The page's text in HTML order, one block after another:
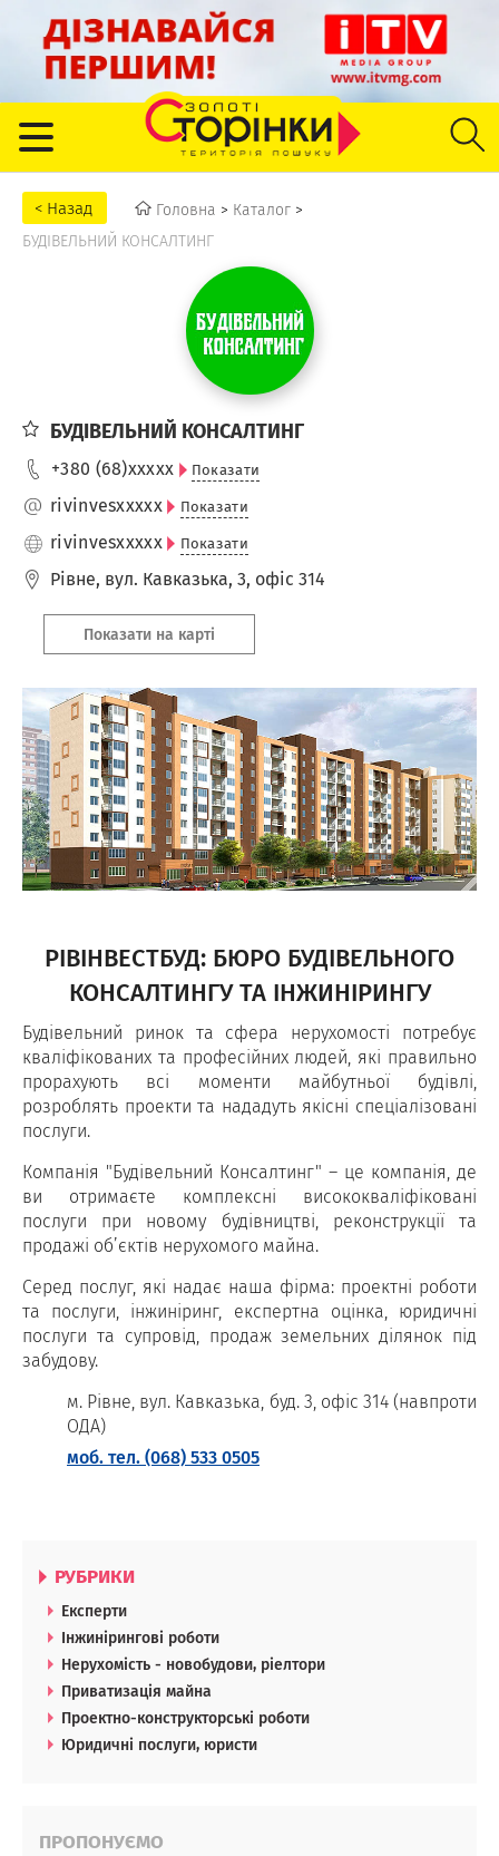
Головна > Каталог >
БУДІВЕЛЬНИЙ КОНСАЛТИНГ
БУДІВЕЛЬНИЙ КОНСАЛТИНГ
+380 (68)xxxxx Показати
rivinvesxxxxx Показати
rivinvesxxxxx Показати
Рівне, вул. Кавказька, 3, офіс 314
Показати на карті
РІВІНВЕСТБУД: БЮРО БУДІВЕЛЬНОГО
КОНСАЛТИНГУ ТА ІНЖИНІРИНГУ
Будівельний ринок та сфера нерухомості потребує
кваліфікованих та професійних людей, які правильно
прорахують всі моменти майбутньої будівлі,
розроблять проекти та нададуть якісні спеціалізовані
послуги.
Компанія "Будівельний Консалтинг" – це компанія, де
ви отримаєте комплексні висококваліфіковані
послуги при новому будівництві, реконструкції та
продажі об’єктів нерухомого майна.
Серед послуг, які надає наша фірма: проектні роботи
та послуги, інжиніринг, експертна оцінка, юридичні
послуги та супровід, продаж земельних ділянок під
забудову.
м. Рівне, вул. Кавказька, буд. 3, офіс 314 (навпроти
ОДА)
моб. тел. (068) 533 0505
РУБРИКИ
Експерти
Інжинірингові роботи
Нерухомість - новобудови, ріелтори
Приватизація майна
Проектно-конструкторські роботи
Юридичні послуги, юристи
ПРОПОНУЄМО